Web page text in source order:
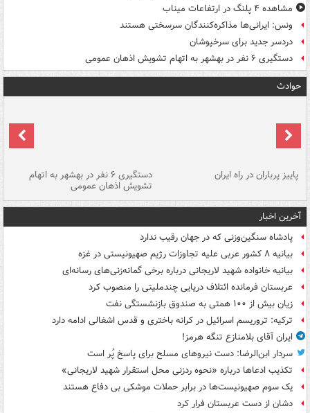
مشاهده ۴ پلنگ در ارتفاعات میناب
ونس: ایرانی‌ها مذاکره‌کنندگان سرسختی هستند
دردسر جدید برای سرخپوشان
دستگیری ۶ نفر در بهشهر به اتهام تشویش اذهان عمومی
حوادث
پاییز پرباران در راه ایران دستگیری ۶ نفر در بهشهر به اتهام
تشویش اذهان عمومی
آخرین اخبار
پادشاه سنگین‌وزنی که در جهان رقیب ندارد
بیانیه ۸ کشور عربی علیه تجاوزات رژیم صهیونیستی در غزه
بیانیه خانواده شهید لاریجانی درباره برخی گمانه‌زنی‌های رسانه‌ای
عربستان فرمانده ائتلاف دریایی چندملیتی را منصوب کرد
زیان بیش از ۱۰۰ همتی به صندوق‌ بازنشستگی نفت
ترکیه: تروریسم اسرائیل در کرانه باختری و قدس اشغالی ادامه دارد
ایران آقای بلامنازع تنگه هرمز!
سردار ابن‌الرضا: دست نیروهای مسلح برای پاسخ پُر است
تکذیب ادعاها درباره «نحوه ردزنی محل استقرار شهید لاریجانی»
یک‌ سوم صهیونیست‌ها در برابر حملات موشکی بی دفاع هستند
دشان از دست عربستان فرار کرد